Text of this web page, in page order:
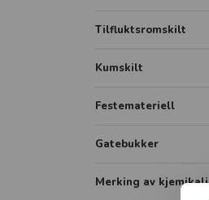
Rollup
FHI plakater
Gatenavn refleks
Tilfluktsromskilt
Kumskilt
Festemateriell
Gatebukker
Merking av